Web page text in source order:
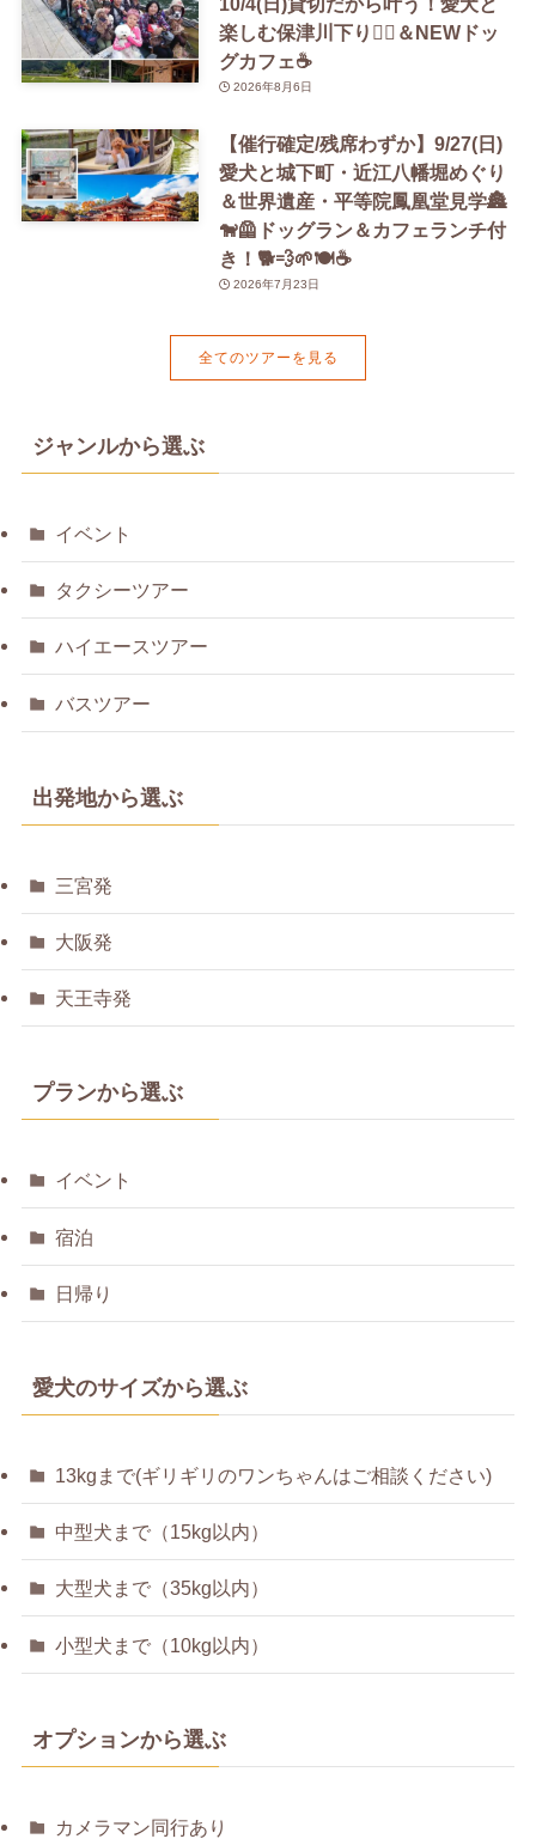
楽しむ保津川下り🚣‍♀️＆NEWドッ
グカフェ☕️
2026年8月6日
【催行確定/残席わずか】9/27(日)
愛犬と城下町・近江八幡堀めぐり
＆世界遺産・平等院鳳凰堂見学🏯
🐕‍🦺ドッグラン＆カフェランチ付
き！🐕💨🌱🍽️☕️
2026年7月23日
全てのツアーを見る
ジャンルから選ぶ
イベント
タクシーツアー
ハイエースツアー
バスツアー
出発地から選ぶ
三宮発
大阪発
天王寺発
プランから選ぶ
イベント
宿泊
日帰り
愛犬のサイズから選ぶ
13kgまで(ギリギリのワンちゃんはご相談ください)
中型犬まで（15kg以内）
大型犬まで（35kg以内）
小型犬まで（10kg以内）
オプションから選ぶ
カメラマン同行あり